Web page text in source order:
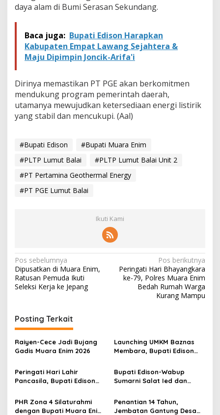
a
daya alam di Bumi Serasan Sekundang.
Baca juga: Bupati Edison Harapkan
Kabupaten Empat Lawang Sejahtera &
Maju Dipimpin Joncik-Arifa'i
Dirinya memastikan PT PGE akan berkomitmen
mendukung program pemerintah daerah,
utamanya mewujudkan ketersediaan energi listirik
yang stabil dan mencukupi. (Aal)
#Bupati Edison
#Bupati Muara Enim
#PLTP Lumut Balai
#PLTP Lumut Balai Unit 2
#PT Pertamina Geothermal Energy
#PT PGE Lumut Balai
Ikuti Kami
N
a
v
g
a
s
i
p
o
s
Pos sebelumnya
Dipusatkan di Muara Enim,
Ratusan Pemuda Ikuti
Seleksi Kerja ke Jepang
Pos berikutnya
Peringati Hari Bhayangkara
ke-79, Polres Muara Enim
Bedah Rumah Warga
Kurang Mampu
Posting Terkait
Raiyen-Cece Jadi Bujang
Gadis Muara Enim 2026
Launching UMKM Baznas
Membara, Bupati Edison
Usaha kepada 200
Mustahik
Peringati Hari Lahir
Pancasila, Bupati Edison
Perkokoh Persatuan dan
Kawal Pembangunan
Bupati Edison-Wabup
Sumarni Salat Ied dan
di Masjid Agung
PHR Zona 4 Silaturahmi
dengan Bupati Muara Enim
Penantian 14 Tahun,
Jembatan Gantung Desa